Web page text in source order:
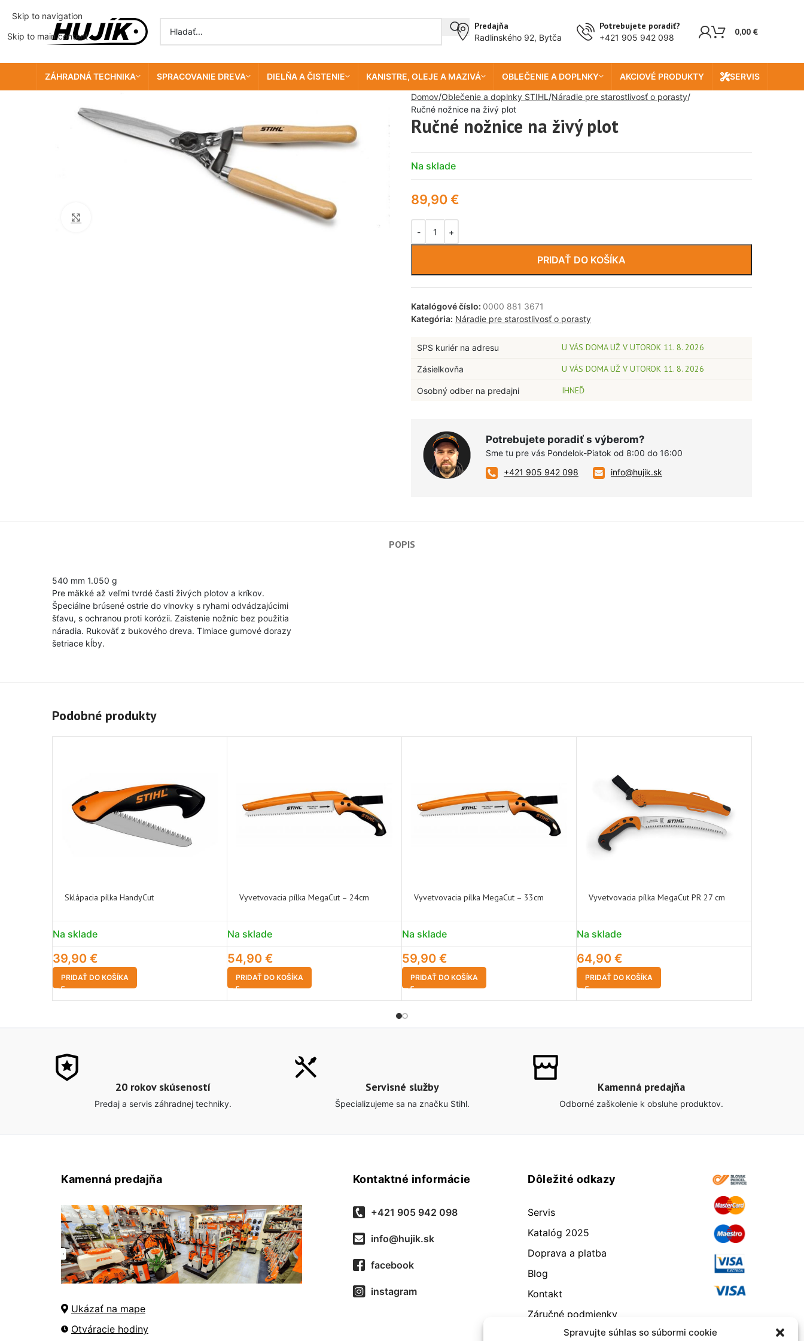
Spravujte súhlas so súbormi cookie
Skip to navigation
Skip to main content
Predajňa
Radlinského 92, Bytča
Potrebujete poradiť?
+421 905 942 098
0,00 €
ZÁHRADNÁ TECHNIKA SPRACOVANIE DREVA DIELŇA A ČISTENIE KANISTRE, OLEJE A MAZIVÁ OBLEČENIE A DOPLNKY AKCIOVÉ PRODUKTY SERVIS
Domov Oblečenie a doplnky STIHL
Náradie pre starostlivosť o porasty
Ručné nožnice na živý plot
Ručné nožnice na živý plot
Na sklade
89,90€
PRIDAŤ DO KOŠÍKA
Katalógové číslo: 0000 881 3671
Kategória: Náradie pre starostlivosť o porasty
SPS kuriér na adresu U VÁS DOMA UŽ V UTOROK 11. 8. 2026
Zásielkovňa U VÁS DOMA UŽ V UTOROK 11. 8. 2026
Osobný odber na predajni IHNEĎ
Potrebujete poradiť s výberom?
Sme tu pre vás Pondelok-Piatok od 8:00 do 16:00
+421 905 942 098
info@hujik.sk
POPIS
540 mm 1.050 g
Pre mäkké až veľmi tvrdé časti živých plotov a kríkov.
Špeciálne brúsené ostrie do vlnovky s ryhami odvádzajúcimi
šťavu, s ochranou proti korózii. Zaistenie nožníc bez použitia
náradia. Rukoväť z bukového dreva. Tlmiace gumové dorazy
šetriace kĺby.
Podobné produkty
Sklápacia pílka HandyCut
Na sklade
39,90 €
PRIDAŤ DO KOŠÍKA
Vyvetvovacia pílka MegaCut – 24cm
Na sklade
54,90 €
PRIDAŤ DO KOŠÍKA
Vyvetvovacia pílka MegaCut – 33cm
Na sklade
59,90 €
PRIDAŤ DO KOŠÍKA
Vyvetvovacia pílka MegaCut PR 27 cm
Na sklade
64,90 €
PRIDAŤ DO KOŠÍKA
20 rokov skúseností
Predaj a servis záhradnej techniky.
Servisné služby
Špecializujeme sa na značku Stihl.
Kamenná predajňa
Odborné zaškolenie k obsluhe produktov.
Kamenná predajňa
Ukázať na mape
Otváracie hodiny
Kontaktné informácie
+421 905 942 098
info@hujik.sk
facebook
instagram
Dôležité odkazy
Servis
Katalóg 2025
Doprava a platba
Blog
Kontakt
Záručné podmienky
Odstúpenie od zmluvy